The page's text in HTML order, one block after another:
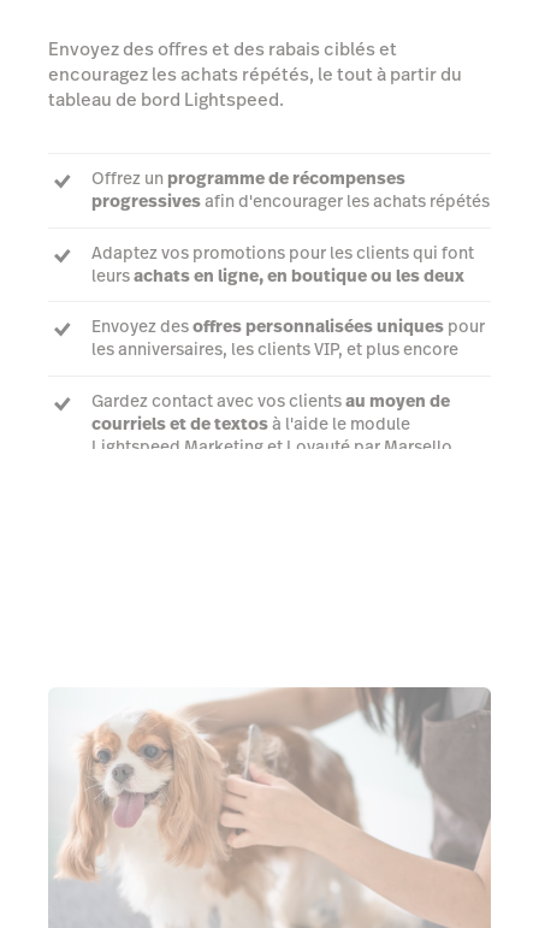
Envoyez des offres et des rabais ciblés et
encouragez les achats répétés, le tout à partir du
tableau de bord Lightspeed.
Offrez un programme de récompenses
progressivesafin d'encourager les achats répétés
Adaptez vos promotions pour les clients qui font
leursachats en ligne, en boutique ou les deux
Envoyez desoffres personnalisées uniques pour
les anniversaires, les clients VIP, et plus encore
Gardez contact avec vos clientsau moyen de
courriels et de textosà l'aide le module
Lightspeed Marketing et Loyauté par Marsello